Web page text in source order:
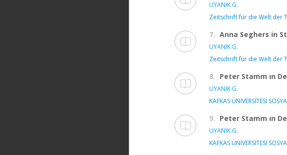
UYANIK G.
Zeitschrift für die Welt der
7. Anna Seghers in
UYANIK G.
Zeitschrift für die Welt der
8. Peter Stamm ın
UYANIK G.
KAFKAS ÜNİVERSİTESİ
9. Peter Stamm ın
UYANIK G.
KAFKAS ÜNİVERSİTESİ